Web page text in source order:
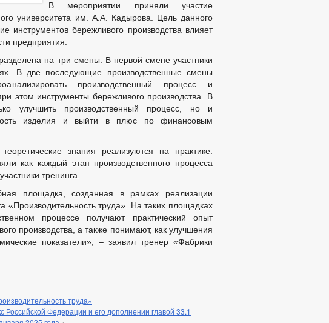
коррупции, для заполнения
и обязательствах имущественного характера
В мероприятии приняли участие
университета им. А.А. Кадырова. Цель данного
инструментов бережливого производства влияет
предприятия.
на три смены. В первой смене участники
В две последующие производственные смены
производственный процесс и
этом инструменты бережливого производства. В
улучшить производственный процесс, но и
изделия и выйти в плюс по финансовым
знания реализуются на практике.
как каждый этап производственного процесса
тренинга.
площадка, созданная в рамках реализации
«Производительность труда». На таких площадках
процессе получают практический опыт
производства, а также понимают, как улучшения
показатели», – заявил тренер «Фабрики
труда»
Федерации и его дополнении главой 33.1